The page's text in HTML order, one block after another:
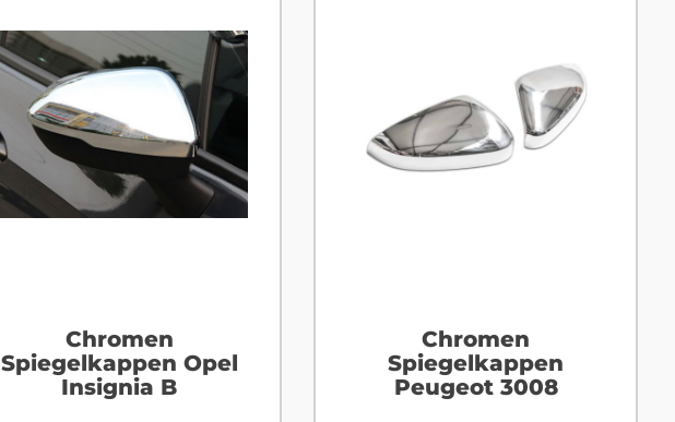
Chromen
Spiegelkappen Opel
Insignia B
Chromen
Spiegelkappen
Peugeot 3008